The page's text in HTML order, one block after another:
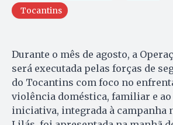
Tocantins
Durante o mês de agosto, a
será executada pelas forças de
do Tocantins com foco no
violência doméstica, familiar e
iniciativa, integrada à campanha